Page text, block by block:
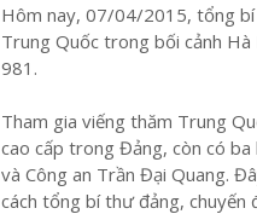
Hôm nay, 07/04/2015, tổng bí
Trung Quốc trong bối cảnh Hà
981.
Tham gia viếng thăm Trung
cao cấp trong Đảng, còn có
và Công an Trần Đại Quang.
cách tổng bí thư đảng, chuyến